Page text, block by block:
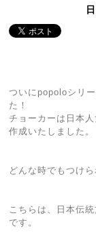
ついにpopoloシリ
た！
チョーカーは日本
作成いたしました。
どんな時でもつけ
こちらは、日本伝
です。